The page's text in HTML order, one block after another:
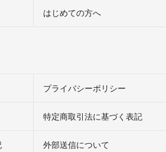
はじめての方へ
プライバシーポリシー
特定商取引法に基づく表記
外部送信について